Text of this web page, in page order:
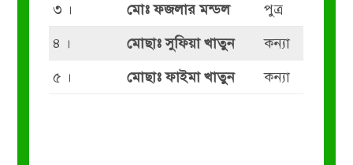
৩ ।
মোঃ ফজলার মন্ডল
পুত্র
৪ ।
মোছাঃ সুফিয়া খাতুন
কন্যা
৫ ।
মোছাঃ ফাইমা খাতুন কন্যা